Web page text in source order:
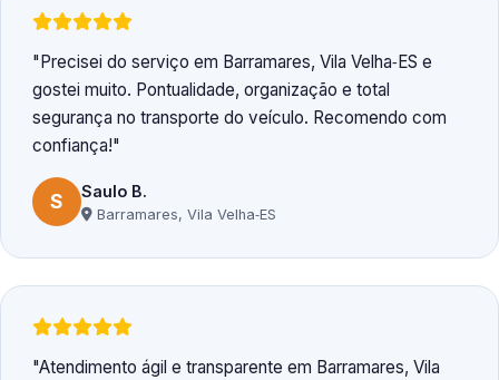
Precisei do serviço em Barramares, Vila Velha‑ES e
gostei muito. Pontualidade, organização e total
segurança no transporte do veículo. Recomendo com
confiança!
S Saulo B.
Barramares, Vila Velha‑ES
Atendimento ágil e transparente em Barramares, Vila